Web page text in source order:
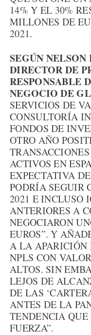
14% Y EL 30%
MILLONES DE
2021.
SEGÚN
DIRECTOR DE
RESPONSABLE
NEGOCIO DE
SERVICIOS DE
CONSULTORÍA
FONDOS DE
OTRO AÑO
ACTIVOS EN
EXPECTATIVA
PODRÍA SEGUIR
2021 E INCLUSO
ANTERIORES A
NEGOCIARON
EUROS”. Y
A LA APARICIÓN
NPLS CON
ALTOS. SIN
LEJOS DE
DE LAS
ANTES DE LA
TENDENCIA
FUERZA”.